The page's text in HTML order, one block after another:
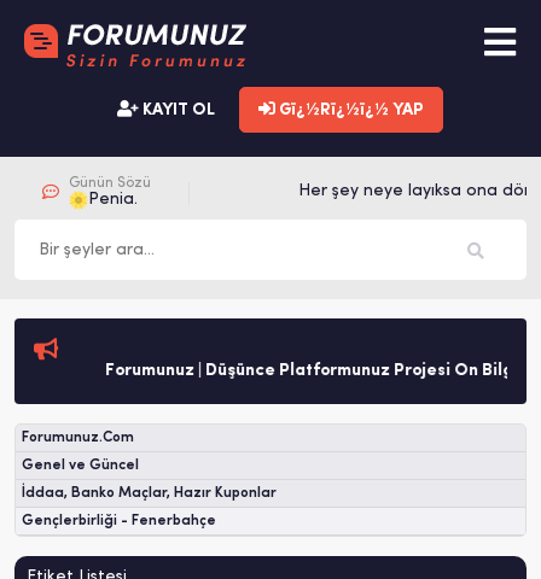
KAYIT OL Gï¿½Rï¿½ï¿½ YAP
Günün Sözü
Penia.
Her şey neye layıksa ona
Forumunuz | Düşünce Platformunuz Projesi Ön
Forumunuz.Com
Genel ve Güncel
İddaa, Banko Maçlar, Hazır Kuponlar
Gençlerbirliği - Fenerbahçe